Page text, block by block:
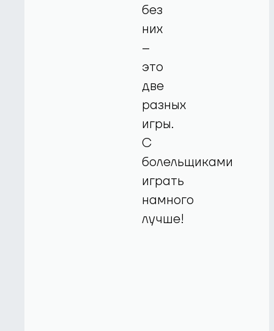
без
них
–
это
две
разных
игры.
С
болельщиками
играть
намного
лучше!